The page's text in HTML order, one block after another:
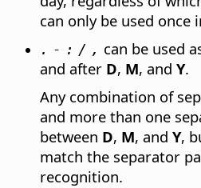
can only be used once
. - : / , can be used
and after D, M, and Y.
Any combination of
and more than one
between D, M, and Y,
match the separator
recognition.